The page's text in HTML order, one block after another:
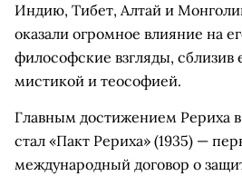
Индию, Тибет, Алтай и
оказали огромное влияние на
философские взгляды, сблизив
мистикой и теософией.
Главным достижением Рериха в
стал «Пакт Рериха» (1935) —
международный договор о